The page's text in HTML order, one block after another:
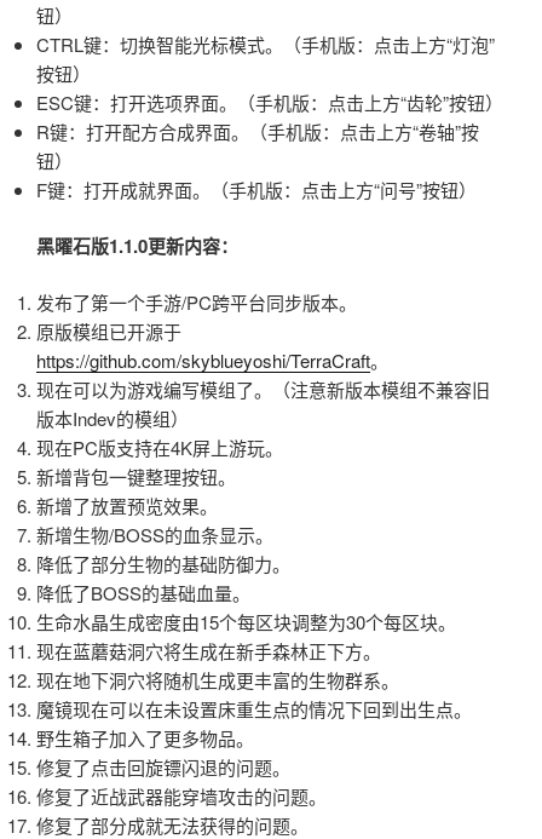
钮）
CTRL键：切换智能光标模式。（手机版：点击上方“灯泡”
按钮）
ESC键：打开选项界面。（手机版：点击上方“齿轮”按钮）
R键：打开配方合成界面。（手机版：点击上方“卷轴”按
钮）
F键：打开成就界面。（手机版：点击上方“问号”按钮）
黑曜石版1.1.0更新内容：
发布了第一个手游/PC跨平台同步版本。
原版模组已开源于
https://github.com/skyblueyoshi/TerraCraft。
现在可以为游戏编写模组了。（注意新版本模组不兼容旧
版本Indev的模组）
现在PC版支持在4K屏上游玩。
新增背包一键整理按钮。
新增了放置预览效果。
新增生物/BOSS的血条显示。
降低了部分生物的基础防御力。
降低了BOSS的基础血量。
生命水晶生成密度由15个每区块调整为30个每区块。
现在蓝蘑菇洞穴将生成在新手森林正下方。
现在地下洞穴将随机生成更丰富的生物群系。
魔镜现在可以在未设置床重生点的情况下回到出生点。
野生箱子加入了更多物品。
修复了点击回旋镖闪退的问题。
修复了近战武器能穿墙攻击的问题。
修复了部分成就无法获得的问题。